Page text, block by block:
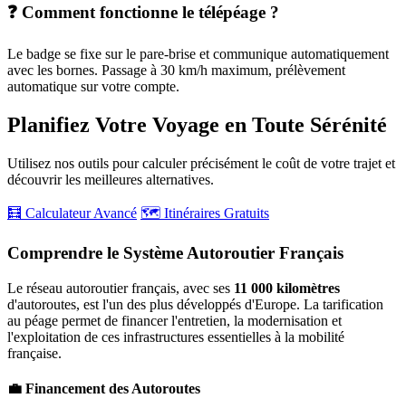
❓ Comment fonctionne le télépéage ?
Le badge se fixe sur le pare-brise et communique automatiquement
avec les bornes. Passage à 30 km/h maximum, prélèvement
automatique sur votre compte.
Planifiez Votre Voyage en Toute Sérénité
Utilisez nos outils pour calculer précisément le coût de votre trajet et
découvrir les meilleures alternatives.
🧮 Calculateur Avancé 🗺️ Itinéraires Gratuits
Comprendre le Système Autoroutier Français
Le réseau autoroutier français, avec ses 11 000 kilomètres
d'autoroutes, est l'un des plus développés d'Europe. La tarification
au péage permet de financer l'entretien, la modernisation et
l'exploitation de ces infrastructures essentielles à la mobilité
française.
💼 Financement des Autoroutes